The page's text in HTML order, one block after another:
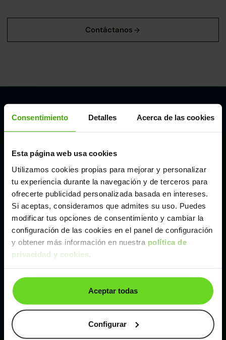
Consentimiento Detalles Acerca de las cookies
Esta página web usa cookies
Utilizamos cookies propias para mejorar y personalizar
tu experiencia durante la navegación y de terceros para
ofrecerte publicidad personalizada basada en intereses.
Si aceptas, consideramos que admites su uso. Puedes
modificar tus opciones de consentimiento y cambiar la
configuración de las cookies en el panel de configuración
y obtener más información en nuestra política de
privacidad y cookies
Aceptar todas
Configurar
Nuestros puntos de venta Clicars:
Alicante
Córdoba
Madrid
Málaga
Valencia
Zaragoza
Otros coches Berlina de Audi de segunda mano y
ocasión